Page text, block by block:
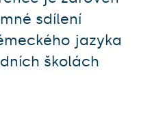
sdílení
jazyka
školách